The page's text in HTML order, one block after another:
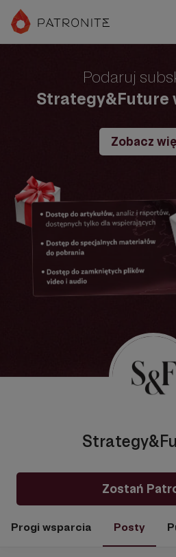
Podaruj
Strategy&Future
Zobacz
Zostań
Progi wsparcia Posty